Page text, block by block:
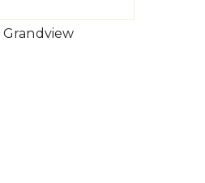
Grandview